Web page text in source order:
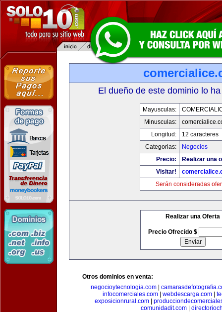
El dueño de este dominio lo
Mayusculas:
Minusculas:
Longitud:
12 caracteres
Categorias:
Negocios
Precio:
Realizar una
Visitar!
Serán consideradas
Realizar una Oferta
Precio Ofrecido $
Otros dominios en venta:
negocioytecnologia.com
infocomerciales.com| webdescarga.com|
exposicionrural.com
comunidadit.com|